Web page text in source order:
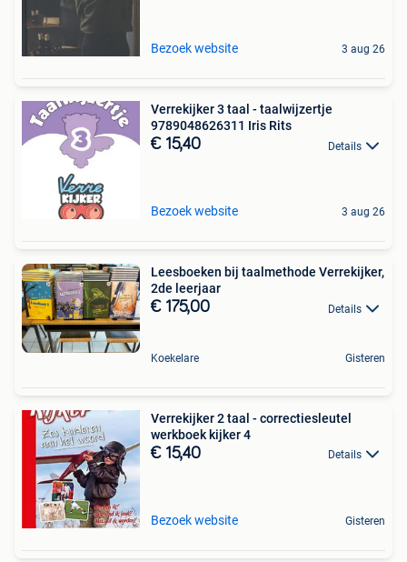
Bezoek website 3 aug 26
Verrekijker 3 taal - taalwijzertje
9789048626311 Iris Rits
€ 15,40 Details
Bezoek website 3 aug 26
Leesboeken bij taalmethode Verrekijker,
2de leerjaar
€ 175,00 Details
Koekelare Gisteren
Verrekijker 2 taal - correctiesleutel
werkboek kijker 4
€ 15,40 Details
Bezoek website Gisteren